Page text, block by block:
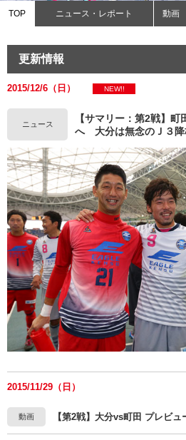
TOP ニュース・レポート 動画
更新情報
2015/12/6（日） NEW!!
ニュース
【サマリー：第2戦】
へ 大分は無念のＪ３降
2015/11/29（日）
動画 【第2戦】大分vs町田 プレビュ